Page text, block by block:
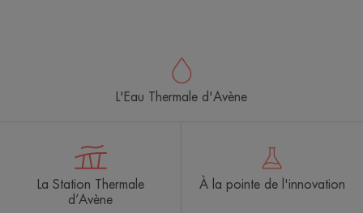
L'Eau Thermale d'Avène
La Station Thermale
d’Avène
À la pointe de l'innovation